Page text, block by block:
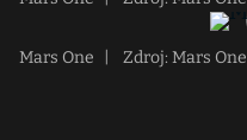
Mars One Zdroj: Mars One